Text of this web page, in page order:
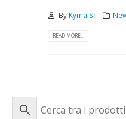
By Kyma Srl
READ MORE...